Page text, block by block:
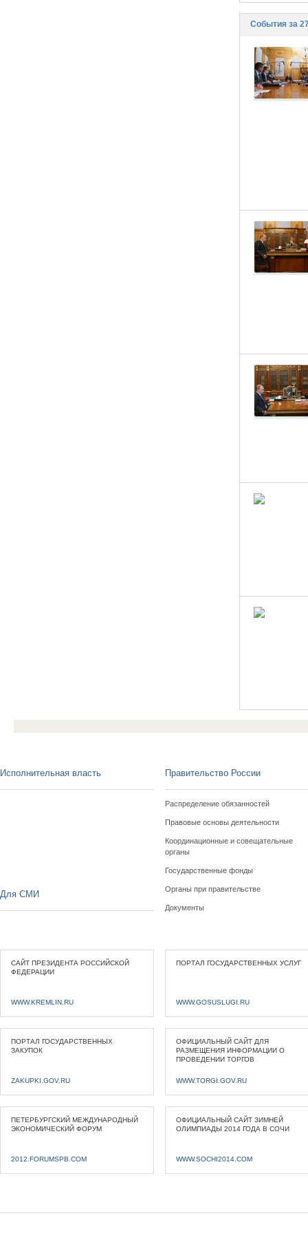
События за
Исполнительная власть Правительство России
Распределение обязанностей
Правовые основы деятельности
Координационные и совещательные
органы
Государственные фонды
Органы при правительстве
Документы
Для СМИ
САЙТ ПРЕЗИДЕНТА РОССИЙСКОЙ
ФЕДЕРАЦИИ
WWW.KREMLIN.RU
ПОРТАЛ ГОСУДАРСТВЕННЫХ УСЛУГ
WWW.GOSUSLUGI.RU
ПОРТАЛ ГОСУДАРСТВЕННЫХ
ЗАКУПОК
ZAKUPKI.GOV.RU
ОФИЦИАЛЬНЫЙ САЙТ ДЛЯ
РАЗМЕЩЕНИЯ ИНФОРМАЦИИ О
ПРОВЕДЕНИИ ТОРГОВ
WWW.TORGI.GOV.RU
ПЕТЕРБУРГСКИЙ МЕЖДУНАРОДНЫЙ
ЭКОНОМИЧЕСКИЙ ФОРУМ
2012.FORUMSPB.COM
ОФИЦИАЛЬНЫЙ САЙТ ЗИМНЕЙ
ОЛИМПИАДЫ 2014 ГОДА В СОЧИ
WWW.SOCHI2014.COM